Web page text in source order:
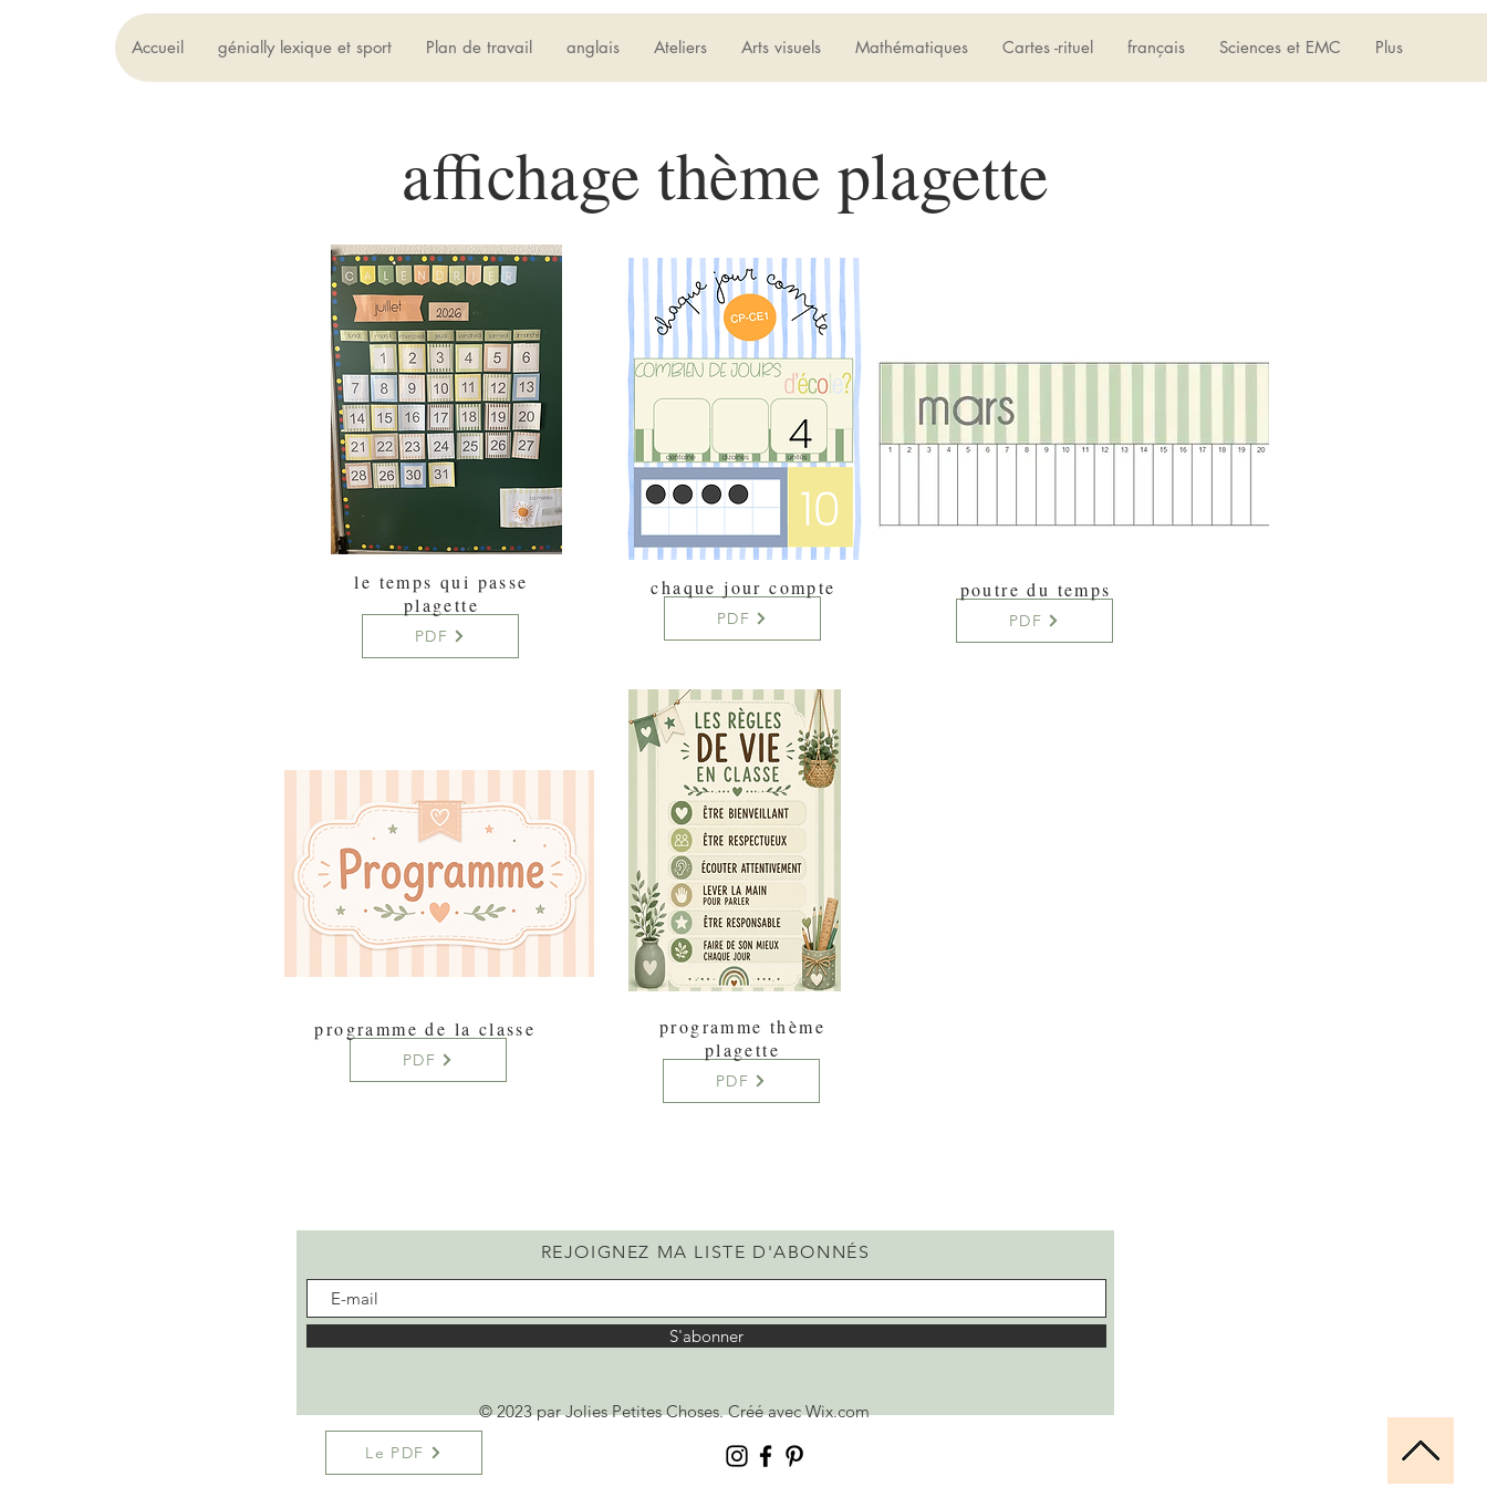
Accueil génially lexique et sport Plan de travail anglais Ateliers Arts visuels Mathématiques Cartes -rituel français Sciences et EMC Plus
affichage thème plagette
PDF
le temps qui passe
plagette
PDF
chaque jour compte
PDF
poutre du temps
PDF
programme de la classe
PDF
programme thème
plagette
Connexion
REJOIGNEZ MA LISTE D'ABONNÉS
S'abonner
© 2023 par Jolies Petites Choses. Créé avecWix.com
Le PDF